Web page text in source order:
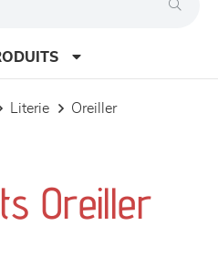
literie
oreiller
Oreiller